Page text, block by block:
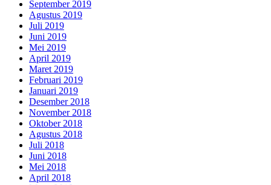
September 2019
Agustus 2019
Juli 2019
Juni 2019
Mei 2019
April 2019
Maret 2019
Februari 2019
Januari 2019
Desember 2018
November 2018
Oktober 2018
Agustus 2018
Juli 2018
Juni 2018
Mei 2018
April 2018